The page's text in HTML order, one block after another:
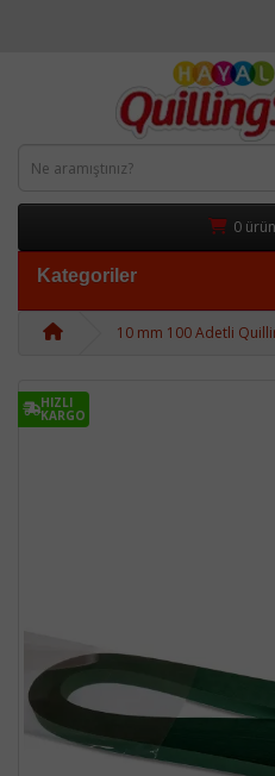
0
Kategoriler
10 mm 100 Adetli
HIZLI
KARGO